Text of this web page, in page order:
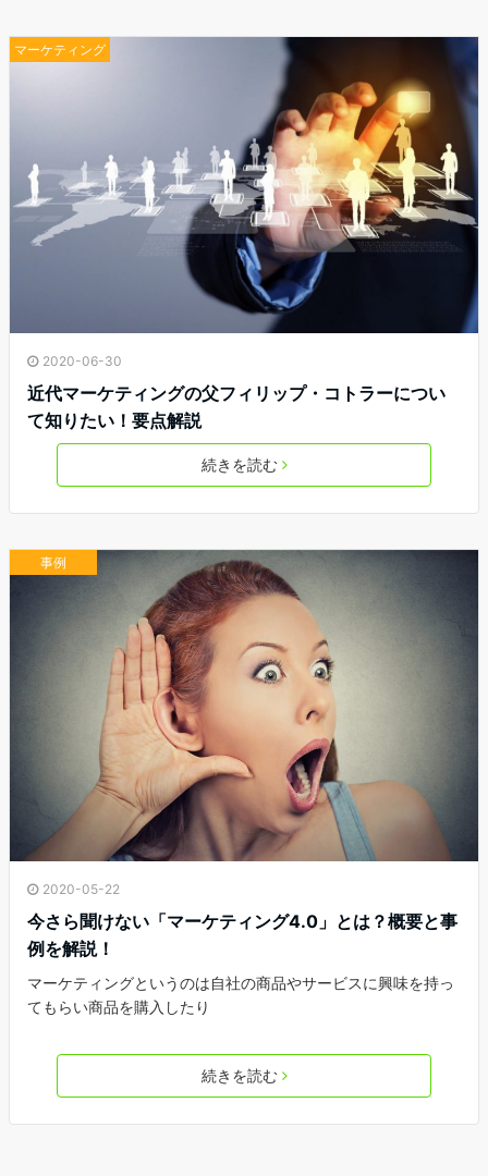
マーケティング
2020-06-30
近代マーケティングの父フィリップ・コトラーについ
て知りたい！要点解説
続きを読む
事例
2020-05-22
今さら聞けない「マーケティング4.0」とは？概要と事
例を解説！
マーケティングというのは自社の商品やサービスに興味を持っ
てもらい商品を購入したり
続きを読む